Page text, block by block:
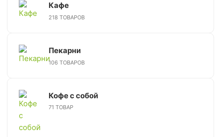
Кафе
218 ТОВАРОВ
Пекарни
106 ТОВАРОВ
Кофе с собой
71 ТОВАР